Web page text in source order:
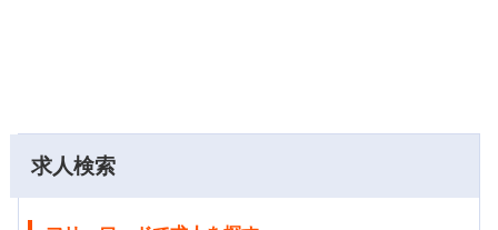
求人検索